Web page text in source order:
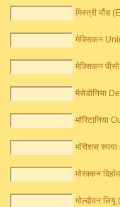
मिस्त्री पौंड
मेक्सिकन
मेक्सिकन
मैसेडोनिया
मॉरिटानिया
मॉरीशस
मोरक्कन
मोल्दोवन